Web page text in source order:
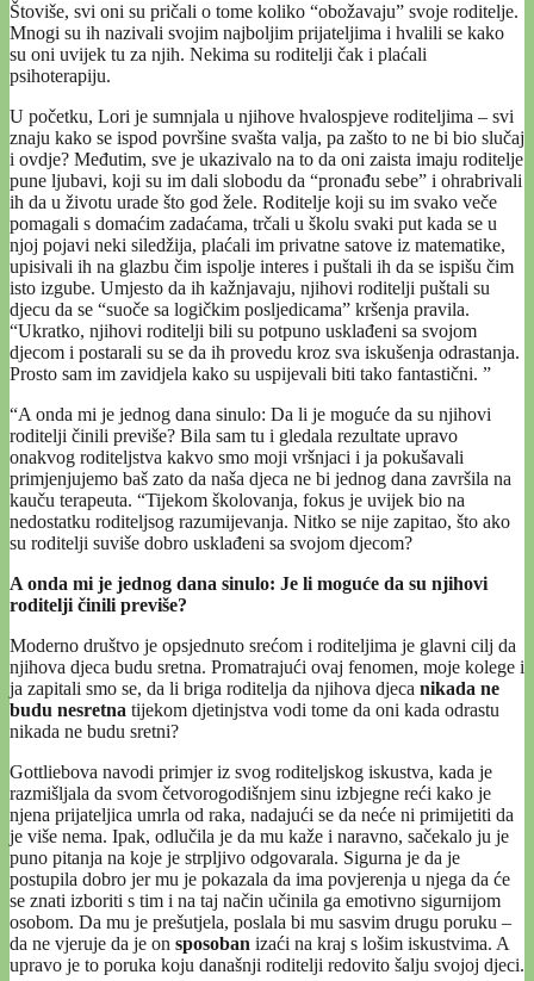
Štoviše, svi oni su pričali o tome koliko “obožavaju” svoje roditelje.
Mnogi su ih nazivali svojim najboljim prijateljima i hvalili se kako
su oni uvijek tu za njih. Nekima su roditelji čak i plaćali
psihoterapiju.
U početku, Lori je sumnjala u njihove hvalospjeve roditeljima – svi
znaju kako se ispod površine svašta valja, pa zašto to ne bi bio slučaj
i ovdje? Međutim, sve je ukazivalo na to da oni zaista imaju roditelje
pune ljubavi, koji su im dali slobodu da “pronađu sebe” i ohrabrivali
ih da u životu urade što god žele. Roditelje koji su im svako veče
pomagali s domaćim zadaćama, trčali u školu svaki put kada se u
njoj pojavi neki siledžija, plaćali im privatne satove iz matematike,
upisivali ih na glazbu čim ispolje interes i puštali ih da se ispišu čim
isto izgube. Umjesto da ih kažnjavaju, njihovi roditelji puštali su
djecu da se “suoče sa logičkim posljedicama” kršenja pravila.
“Ukratko, njihovi roditelji bili su potpuno usklađeni sa svojom
djecom i postarali su se da ih provedu kroz sva iskušenja odrastanja.
Prosto sam im zavidjela kako su uspijevali biti tako fantastični. ”
“A onda mi je jednog dana sinulo: Da li je moguće da su njihovi
roditelji činili previše? Bila sam tu i gledala rezultate upravo
onakvog roditeljstva kakvo smo moji vršnjaci i ja pokušavali
primjenjujemo baš zato da naša djeca ne bi jednog dana završila na
kauču terapeuta. “Tijekom školovanja, fokus je uvijek bio na
nedostatku roditeljsog razumijevanja. Nitko se nije zapitao, što ako
su roditelji suviše dobro usklađeni sa svojom djecom?
A onda mi je jednog dana sinulo: Je li moguće da su njihovi
roditelji činili previše?
Moderno društvo je opsjednuto srećom i roditeljima je glavni cilj da
njihova djeca budu sretna. Promatrajući ovaj fenomen, moje kolege i
ja zapitali smo se, da li briga roditelja da njihova djeca nikada ne
budu nesretna tijekom djetinjstva vodi tome da oni kada odrastu
nikada ne budu sretni?
Gottliebova navodi primjer iz svog roditeljskog iskustva, kada je
razmišljala da svom četvorogodišnjem sinu izbjegne reći kako je
njena prijateljica umrla od raka, nadajući se da neće ni primijetiti da
je više nema. Ipak, odlučila je da mu kaže i naravno, sačekalo ju je
puno pitanja na koje je strpljivo odgovarala. Sigurna je da je
postupila dobro jer mu je pokazala da ima povjerenja u njega da će
se znati izboriti s tim i na taj način učinila ga emotivno sigurnijom
osobom. Da mu je prešutjela, poslala bi mu sasvim drugu poruku –
da ne vjeruje da je on sposoban izaći na kraj s lošim iskustvima. A
upravo je to poruka koju današnji roditelji redovito šalju svojoj djeci.